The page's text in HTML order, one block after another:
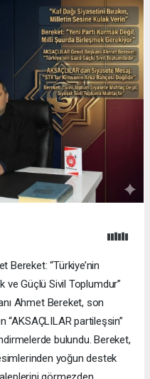
Bereket: “Türkiye’nin
ve Güçlü Sivil Toplumdur”
Ahmet Bereket, son
“AKSAÇLILAR partileşsin”
bulundu. Bereket,
yoğun destek